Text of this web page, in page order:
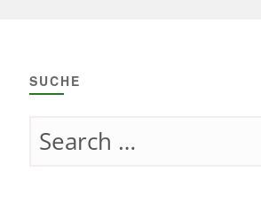
SUCHE